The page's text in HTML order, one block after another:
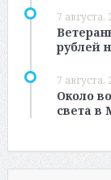
7 августа,
рублей
7 августа,
Около
света в